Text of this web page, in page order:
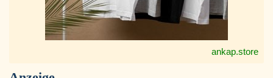
ankap.store